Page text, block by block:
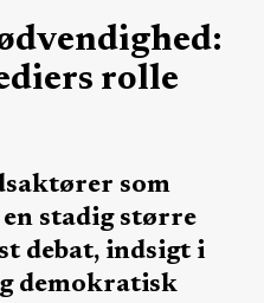
rolle
som
stadig større
debat, indsigt i
demokratisk